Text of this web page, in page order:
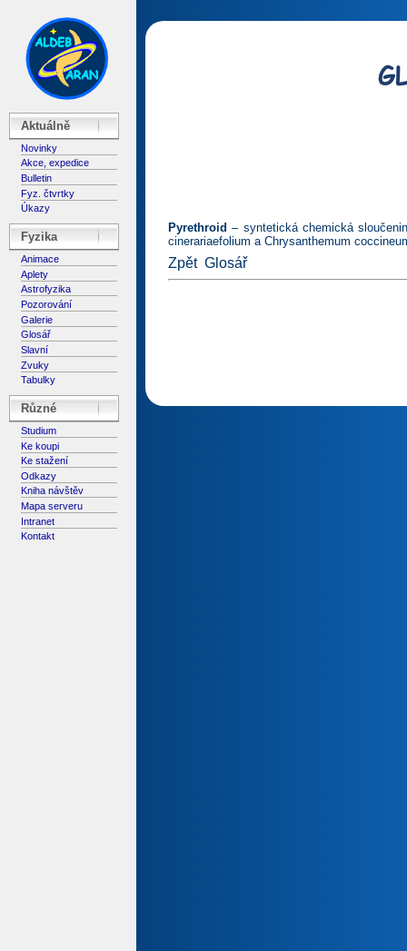
Aktuálně
Novinky
Akce, expedice
Bulletin
Fyz. čtvrtky
Úkazy
Fyzika
Animace
Aplety
Astrofyzika
Pozorování
Galerie
Glosář
Slavní
Zvuky
Tabulky
Různé
Studium
Ke koupi
Ke stažení
Odkazy
Kniha návštěv
Mapa serveru
Intranet
Kontakt
Pyrethroid – syntetická chemická
cinerariaefolium a Chrysanthemum
Zpět Glosář